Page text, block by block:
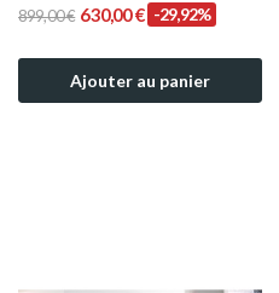
899,00 € 630,00 € -29,92%
Ajouter au panier